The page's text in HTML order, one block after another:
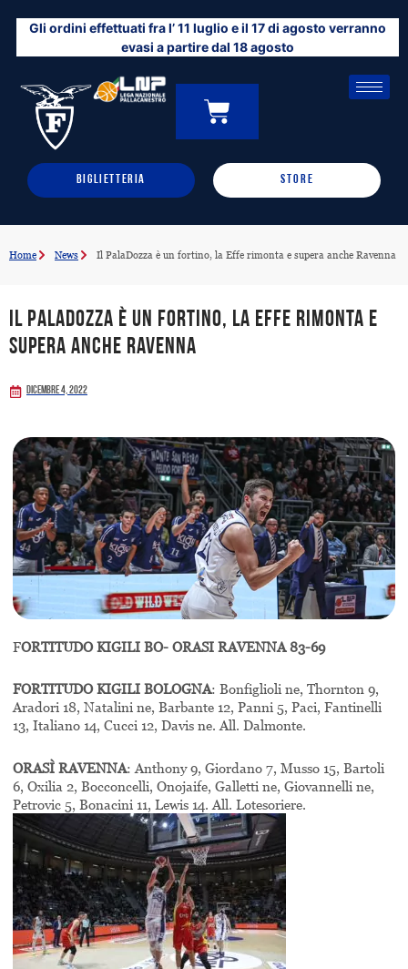
contenuto
Gli ordini effettuati fra l’ 11 luglio e il 17 di agosto verranno
evasi a partire dal 18 agosto
0
CARRELLO
BIGLIETTERIA STORE
Home News Il PalaDozza è un fortino, la Effe rimonta e supera anche Ravenna
Il PalaDozza è un fortino, la Effe rimonta e
supera anche Ravenna
Dicembre 4, 2022
FORTITUDO KIGILI BO- ORASI RAVENNA 83-69
FORTITUDO KIGILI BOLOGNA: Bonfiglioli ne, Thornton 9,
Aradori 18, Natalini ne, Barbante 12, Panni 5, Paci, Fantinelli
13, Italiano 14, Cucci 12, Davis ne. All. Dalmonte.
ORASÌ RAVENNA: Anthony 9, Giordano 7, Musso 15, Bartoli
6, Oxilia 2, Bocconcelli, Onojaife, Galletti ne, Giovannelli ne,
Petrovic 5, Bonacini 11, Lewis 14. All. Lotesoriere.